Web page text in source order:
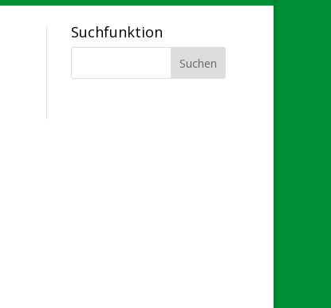
Suchfunktion